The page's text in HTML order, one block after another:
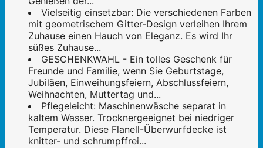
Vielseitig einsetzbar: Die verschiedenen Farben
mit geometrischem Gitter-Design verleihen Ihrem
Zuhause einen Hauch von Eleganz. Es wird Ihr
süßes Zuhause...
GESCHENKWAHL - Ein tolles Geschenk für
Freunde und Familie, wenn Sie Geburtstage,
Jubiläen, Einweihungsfeiern, Abschlussfeiern,
Weihnachten, Muttertag und...
Pflegeleicht: Maschinenwäsche separat in
kaltem Wasser. Trocknergeeignet bei niedriger
Temperatur. Diese Flanell-Überwurfdecke ist
knitter- und schrumpffrei...